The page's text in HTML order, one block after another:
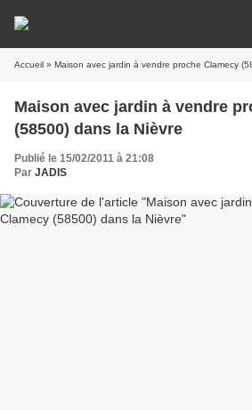
Accueil » Maison avec jardin à vendre proche Clamecy
Maison avec jardin à vendre
(58500) dans la Nièvre
Publié le 15/02/2011 à 21:08
Par JADIS